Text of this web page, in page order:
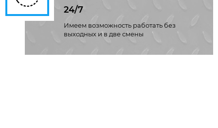
24/7
Имеем возможность работать без
выходных и в две смены